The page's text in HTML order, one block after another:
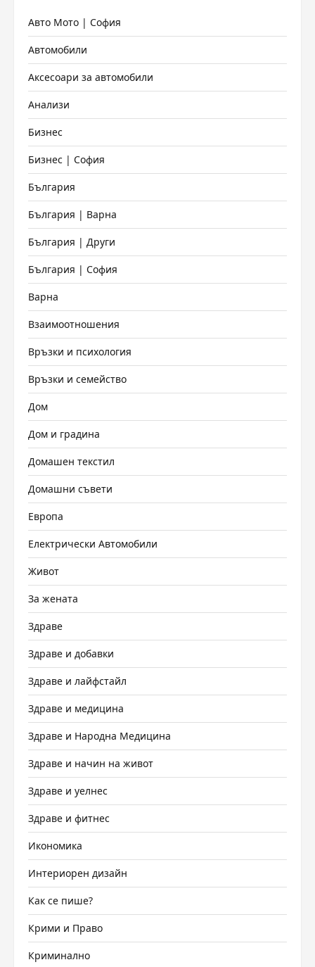
Авто Мото | София
Автомобили
Аксесоари за автомобили
Анализи
Бизнес
Бизнес | София
България
България | Варна
България | Други
България | София
Варна
Взаимоотношения
Връзки и психология
Връзки и семейство
Дом
Дом и градина
Домашен текстил
Домашни съвети
Европа
Електрически Автомобили
Живот
За жената
Здраве
Здраве и добавки
Здраве и лайфстайл
Здраве и медицина
Здраве и Народна Медицина
Здраве и начин на живот
Здраве и уелнес
Здраве и фитнес
Икономика
Интериорен дизайн
Как се пише?
Крими и Право
Криминално